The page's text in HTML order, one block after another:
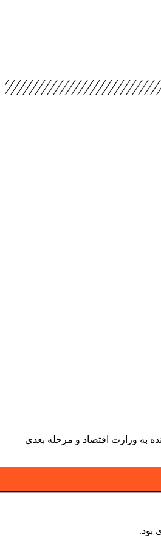
ناتراز شد. اولین اقدام در این زمینه واگذاری حق رای ۶۰ درصد از سهام بانک آینده به وزارت اقتصاد و مرحله بعدی
بود.